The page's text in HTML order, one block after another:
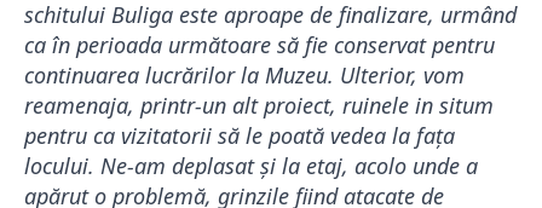
schitului Buliga este aproape de finalizare, urmând
ca în perioada următoare să fie conservat pentru
continuarea lucrărilor la Muzeu. Ulterior, vom
reamenaja, printr-un alt proiect, ruinele in situm
pentru ca vizitatorii să le poată vedea la fața
locului. Ne-am deplasat și la etaj, acolo unde a
apărut o problemă, grinzile fiind atacate de